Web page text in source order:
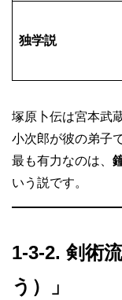
独学説
塚原卜伝は宮本武
小次郎が彼の弟子
最も有力なのは、
いう説です。
1-3-2. 剣術
う）」